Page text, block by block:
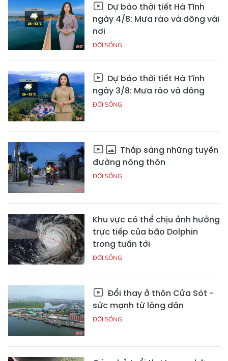
Dự báo thời tiết Hà Tĩnh
ngày 4/8: Mưa rào và dông vài
nơi
ĐỜI SỐNG
Dự báo thời tiết Hà Tĩnh
ngày 3/8: Mưa rào và dông
ĐỜI SỐNG
Thắp sáng những tuyến
đường nông thôn
ĐỜI SỐNG
Khu vực có thể chịu ảnh hưởng
trực tiếp của bão Dolphin
trong tuần tới
ĐỜI SỐNG
Đổi thay ở thôn Cửa Sót -
sức mạnh từ lòng dân
ĐỜI SỐNG